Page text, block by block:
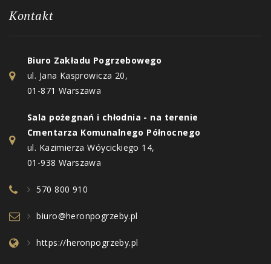
Kontakt
Biuro Zakładu Pogrzebowego
ul. Jana Kasprowicza 20,
01-871 Warszawa
Sala pożegnań i chłodnia - na terenie
Cmentarza Komunalnego Północnego
ul. Kazimierza Wóycickiego 14,
01-938 Warszawa
570 800 910
biuro@heronpogrzeby.pl
https://heronpogrzeby.pl